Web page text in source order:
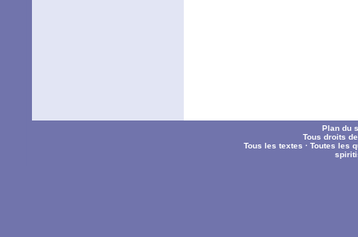
Plan du
Tous droits
Tous les textes ·Toutes les